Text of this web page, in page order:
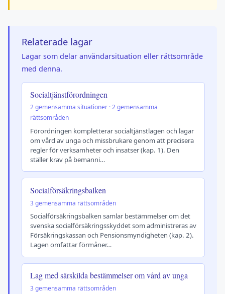
Relaterade lagar
Lagar som delar användarsituation eller rättsområde
med denna.
Socialtjänstförordningen
2 gemensamma situationer · 2 gemensamma
rättsområden
Förordningen kompletterar socialtjänstlagen och lagar
om vård av unga och missbrukare genom att precisera
regler för verksamheter och insatser (kap. 1). Den
ställer krav på bemanni…
Socialförsäkringsbalken
3 gemensamma rättsområden
Socialförsäkringsbalken samlar bestämmelser om det
svenska socialförsäkringsskyddet som administreras av
Försäkringskassan och Pensionsmyndigheten (kap. 2).
Lagen omfattar förmåner…
Lag med särskilda bestämmelser om vård av unga
3 gemensamma rättsområden